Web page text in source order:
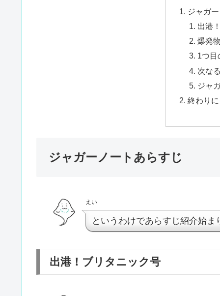
ジャガ
出港
爆発
1つ目
次な
ジャ
終わりに
ジャガーノートあらすじ
えい
というわけであらすじ紹介始ま
出港！ブリタニック号